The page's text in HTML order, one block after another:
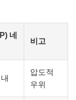
네
비고
압도적
우위